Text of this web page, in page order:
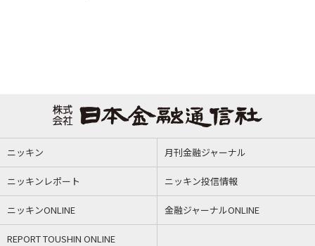
ニッキン 月刊金融ジャーナル
ニッキンレポート ニッキン投信情報
ニッキンONLINE 金融ジャーナルONLINE
REPORT TOUSHIN ONLINE